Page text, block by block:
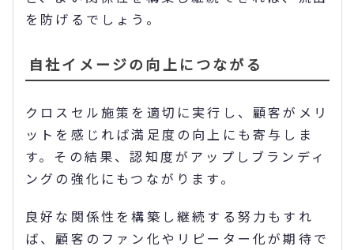
を防げるでしょう。
自社イメージの向上につながる
クロスセル施策を適切に実行し、顧客がメリ
ットを感じれば満足度の向上にも寄与しま
す。その結果、認知度がアップしブランディ
ングの強化にもつながります。
良好な関係性を構築し継続する努力もすれ
ば、顧客のファン化やリピーター化が期待で